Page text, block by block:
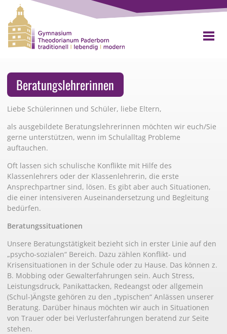
Beratungslehrerinnen
Liebe Schülerinnen und Schüler, liebe Eltern,
als ausgebildete Beratungslehrerinnen möchten wir euch/Sie
gerne unterstützen, wenn im Schulalltag Probleme
auftauchen.
Oft lassen sich schulische Konflikte mit Hilfe des
Klassenlehrers oder der Klassenlehrerin, die erste
Ansprechpartner sind, lösen. Es gibt aber auch Situationen,
die einer intensiveren Auseinandersetzung und Begleitung
bedürfen.
Beratungssituationen
Unsere Beratungstätigkeit bezieht sich in erster Linie auf den
„psycho-sozialen“ Bereich. Dazu zählen Konflikt- und
Krisensituationen in der Schule oder zu Hause. Das können z.
B. Mobbing oder Gewalterfahrungen sein. Auch Stress,
Leistungsdruck, Panikattacken, Redeangst oder allgemein
(Schul-)Ängste gehören zu den „typischen“ Anlässen unserer
Beratung. Darüber hinaus möchten wir auch in Situationen
von Trauer oder bei Verlusterfahrungen beratend zur Seite
stehen.